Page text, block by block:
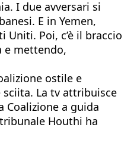
I due avversari si
E in Yemen,
Poi, c’è il braccio
e mettendo,
ostile e
La tv attribuisce
a guida
Houthi ha